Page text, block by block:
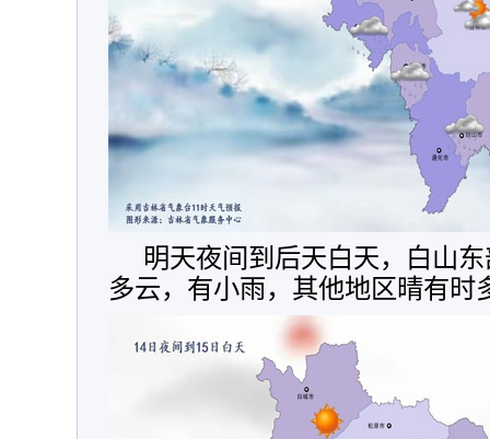
明天夜间到后天白天，白山
多云，有小雨，其他地区晴有时